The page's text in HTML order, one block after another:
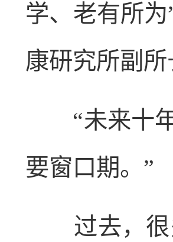
学、老有所
康研究所副
“未来十年
要窗口期。”
过去，很